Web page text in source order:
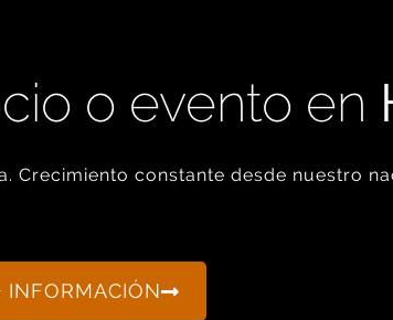
o evento en
Crecimiento constante desde nuestro
INFORMACIÓN